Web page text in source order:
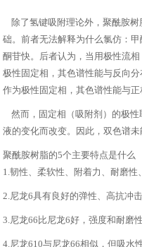
除了氢键吸附理论外，聚酰胺
础。前者无法解释为什么氯仿：
酮苷快。后者认为，当用极性流
极性固定相，其色谱性能与反向
作为极性固定相，其色谱性能与正
然而，固定相（吸附剂）的极性
液的变化而改变。因此，双色谱未
聚酰胺树脂的5个主要特点是什么
1.韧性、柔软性、附着力、耐磨性
2.尼龙6具有良好的弹性、高抗冲
3.尼龙66比尼龙6好，强度和耐磨
4.尼龙610与尼龙66相似，但吸水